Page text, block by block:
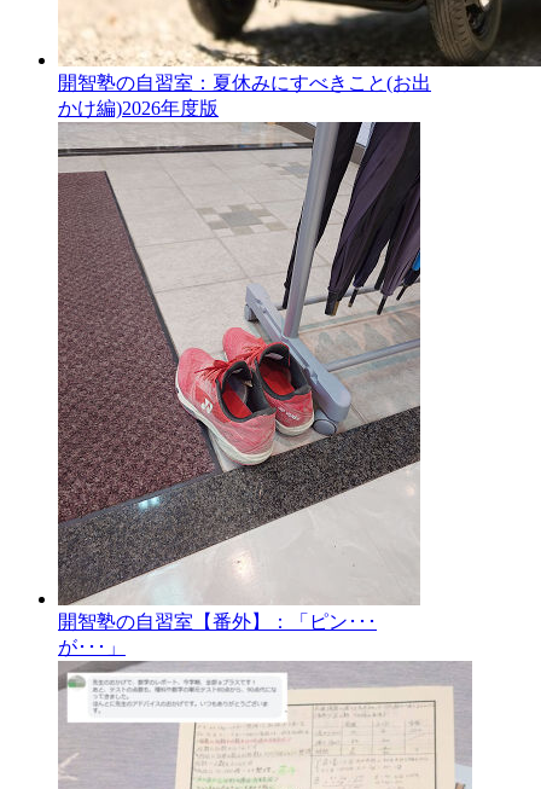
開智塾の自習室：夏休みにすべきこと(お出
かけ編)2026年度版
開智塾の自習室【番外】：「ピン･･･
が･･･」